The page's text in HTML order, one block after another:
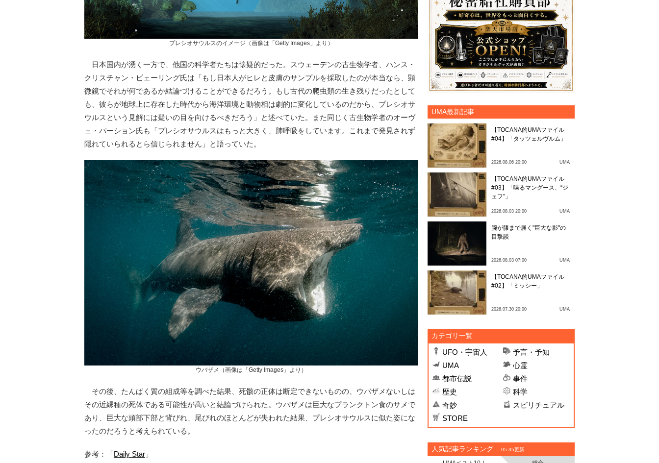
プレシオサウルスのイメージ（画像は「Getty Images」より）
日本国内が湧く一方で、他国の科学者たちは懐疑的だった。スウェーデンの古生物学者、ハンス・
クリスチャン・ビェーリング氏は「もし日本人がヒレと皮膚のサンプルを採取したのが本当なら、顕
微鏡でそれが何であるか結論づけることができるだろう。もし古代の爬虫類の生き残りだったとして
も、彼らが地球上に存在した時代から海洋環境と動物相は劇的に変化しているのだから、プレシオサ
ウルスという見解には疑いの目を向けるべきだろう」と述べていた。また同じく古生物学者のオーヴ
ェ・パーション氏も「プレシオサウルスはもっと大きく、肺呼吸をしています。これまで発見されず
隠れていられるとら信じられません」と語っていた。
ウバザメ（画像は「Getty Images」より）
その後、たんぱく質の組成等を調べた結果、死骸の正体は断定できないものの、ウバザメないしは
その近縁種の死体である可能性が高いと結論づけられた。ウバザメは巨大なプランクトン食のサメで
あり、巨大な頭部下部と背びれ、尾びれのほとんどが失われた結果、プレシオサウルスに似た姿にな
ったのだろうと考えられている。
参考：「Daily Star 」
UMA最新記事
【TOCANA的UMAファイル
#04】「タッツェルヴルム」
2026.08.06 20:00 UMA
【TOCANA的UMAファイル
#03】「喋るマングース、“ジ
ェフ”」
2026.08.03 20:00 UMA
腕が膝まで届く"巨大な影"の
目撃談
2026.08.03 07:00 UMA
【TOCANA的UMAファイル
#02】「ミッシー」
2026.07.30 20:00 UMA
カテゴリ一覧
UFO・宇宙人
予言・予知
UMA
心霊
都市伝説
事件
歴史
科学
奇妙
スピリチュアル
STORE
人気記事ランキング 05:35更新